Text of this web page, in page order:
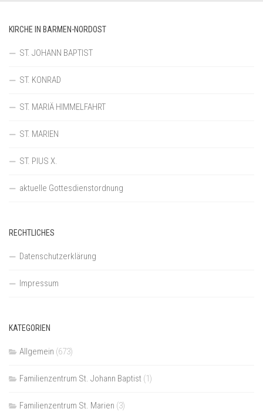
KIRCHE IN BARMEN-NORDOST
ST. JOHANN BAPTIST
ST. KONRAD
ST. MARIÄ HIMMELFAHRT
ST. MARIEN
ST. PIUS X.
aktuelle Gottesdienstordnung
RECHTLICHES
Datenschutzerklärung
Impressum
KATEGORIEN
Allgemein (673)
Familienzentrum St. Johann Baptist (1)
Familienzentrum St. Marien (3)